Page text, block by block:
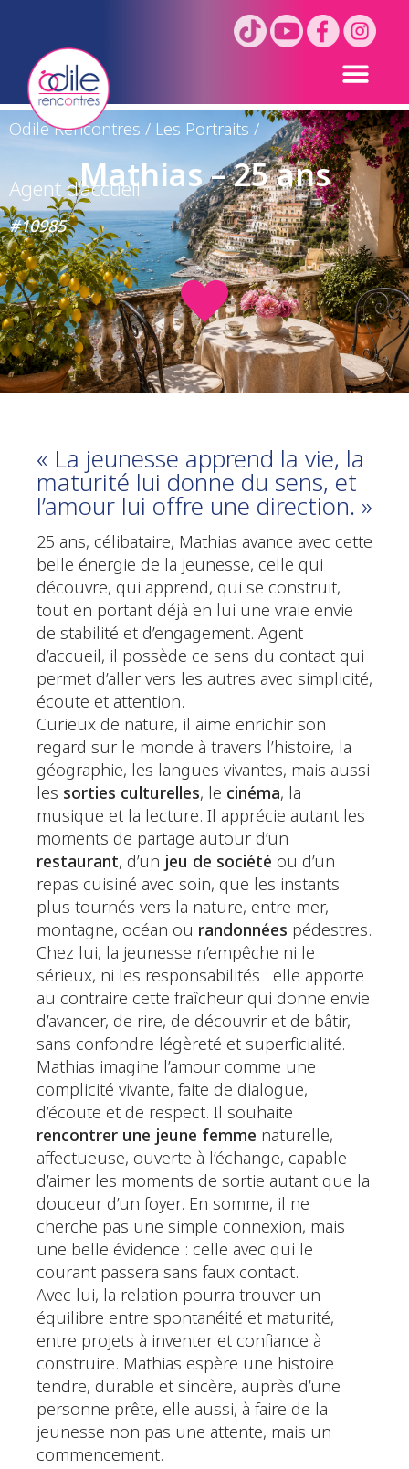
Odile Rencontres / Les Portraits /
Mathias – 25 ans
Agent d’accueil
#10985
« La jeunesse apprend la vie, la
maturité lui donne du sens, et
l’amour lui offre une direction. »
25 ans, célibataire, Mathias avance avec cette
belle énergie de la jeunesse, celle qui
découvre, qui apprend, qui se construit,
tout en portant déjà en lui une vraie envie
de stabilité et d’engagement. Agent
d’accueil, il possède ce sens du contact qui
permet d’aller vers les autres avec simplicité,
écoute et attention.
Curieux de nature, il aime enrichir son
regard sur le monde à travers l’histoire, la
géographie, les langues vivantes, mais aussi
les sorties culturelles, le cinéma, la
musique et la lecture. Il apprécie autant les
moments de partage autour d’un
restaurant, d’un jeu de société ou d’un
repas cuisiné avec soin, que les instants
plus tournés vers la nature, entre mer,
montagne, océan ou randonnées pédestres.
Chez lui, la jeunesse n’empêche ni le
sérieux, ni les responsabilités : elle apporte
au contraire cette fraîcheur qui donne envie
d’avancer, de rire, de découvrir et de bâtir,
sans confondre légèreté et superficialité.
Mathias imagine l’amour comme une
complicité vivante, faite de dialogue,
d’écoute et de respect. Il souhaite
rencontrer une jeune femme naturelle,
affectueuse, ouverte à l’échange, capable
d’aimer les moments de sortie autant que la
douceur d’un foyer. En somme, il ne
cherche pas une simple connexion, mais
une belle évidence : celle avec qui le
courant passera sans faux contact.
Avec lui, la relation pourra trouver un
équilibre entre spontanéité et maturité,
entre projets à inventer et confiance à
construire. Mathias espère une histoire
tendre, durable et sincère, auprès d’une
personne prête, elle aussi, à faire de la
jeunesse non pas une attente, mais un
commencement.